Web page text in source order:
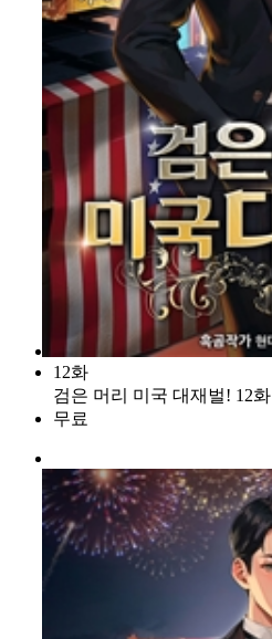
12화
검은 머리 미국 대재벌! 12화
무료